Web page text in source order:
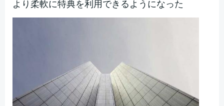
より柔軟に特典を利用できるようになった